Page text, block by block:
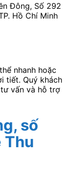
Đông, Số 292
Hồ Chí Minh
nhanh hoặc
tiết. Quý khách
vấn và hỗ trợ
số
Thu